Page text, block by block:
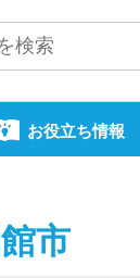
お役立ち情報
市